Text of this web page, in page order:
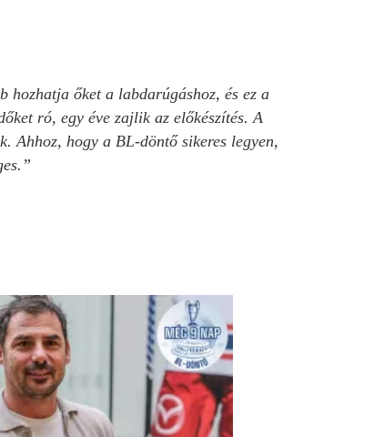
hozhatja őket a labdarúgáshoz, és ez a
ró, egy éve zajlik az előkészítés. A
Ahhoz, hogy a BL-döntő sikeres legyen,